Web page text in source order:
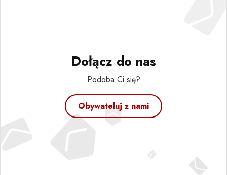
Dołącz do nas
Podoba Ci się?
Obywateluj z nami